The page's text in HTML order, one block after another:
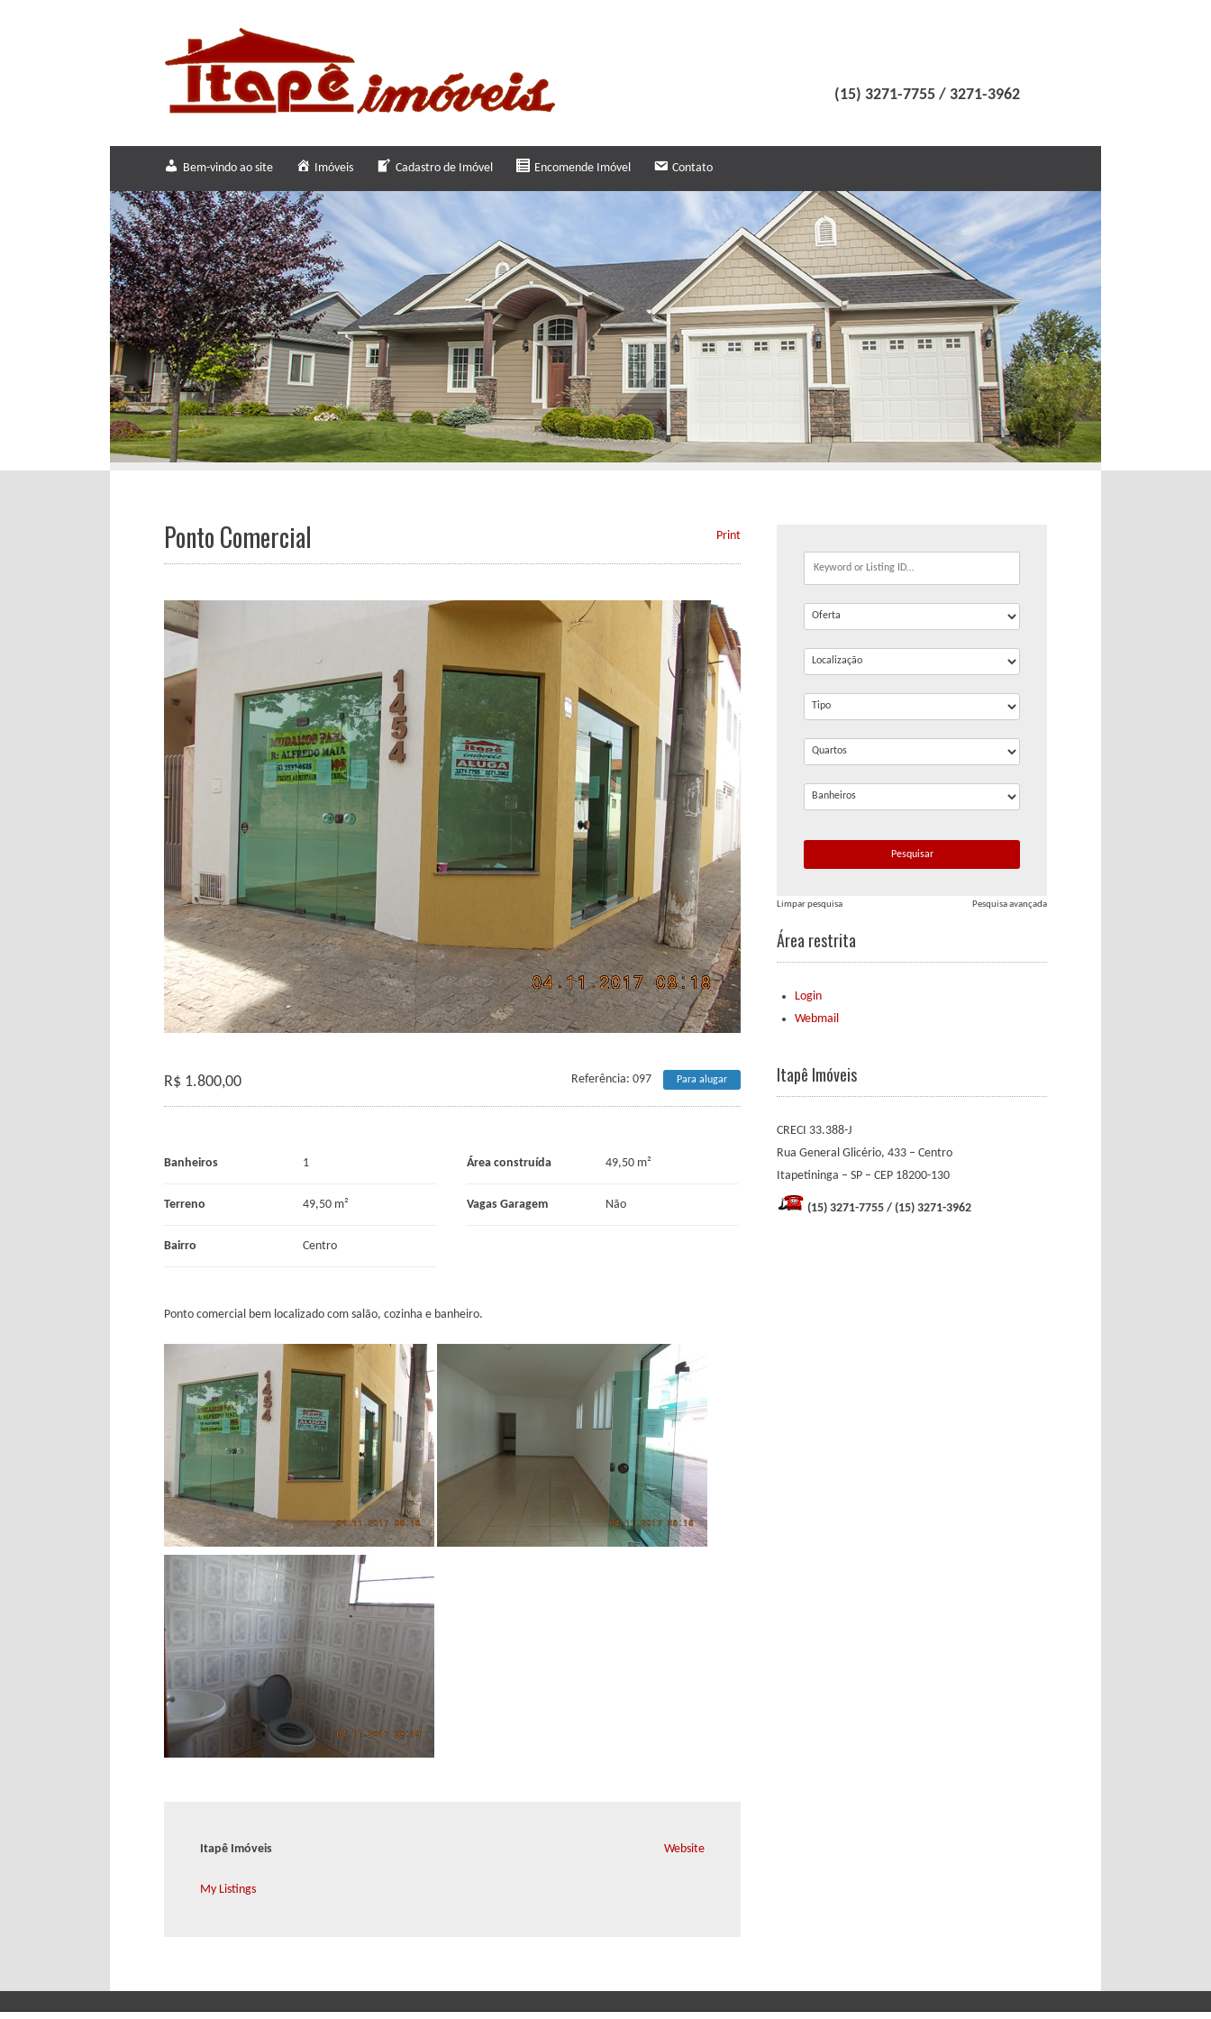
(15) 3271-7755 / 3271-3962
Bem-vindo ao site Imóveis Cadastro de Imóvel Encomende Imóvel Contato
Ponto Comercial Print
R$ 1.800,00 Referência: 097 Para alugar
Banheiros 1 Área construída 49,50 m²
Terreno 49,50 m² Vagas Garagem Não
Bairro Centro
Ponto comercial bem localizado com salão, cozinha e banheiro.
Itapê Imóveis Website
My Listings
Pesquisa avançada
Limpar pesquisa
Área restrita
Login
Webmail
Itapê Imóveis
CRECI 33.388-J
Rua General Glicério, 433 – Centro
Itapetininga – SP – CEP 18200-130
(15) 3271-7755 / (15) 3271-3962